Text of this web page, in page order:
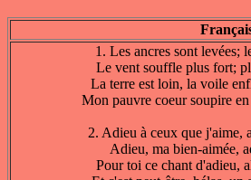
1. Les ancres sont levées;
Le vent souffle plus fort;
La terre est loin, la voile
Mon pauvre coeur soupire
2. Adieu à ceux que j'aime,
Adieu, ma bien-aimée,
Pour toi ce chant d'adieu,